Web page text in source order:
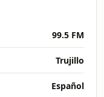
99.5 FM
Trujillo
Español